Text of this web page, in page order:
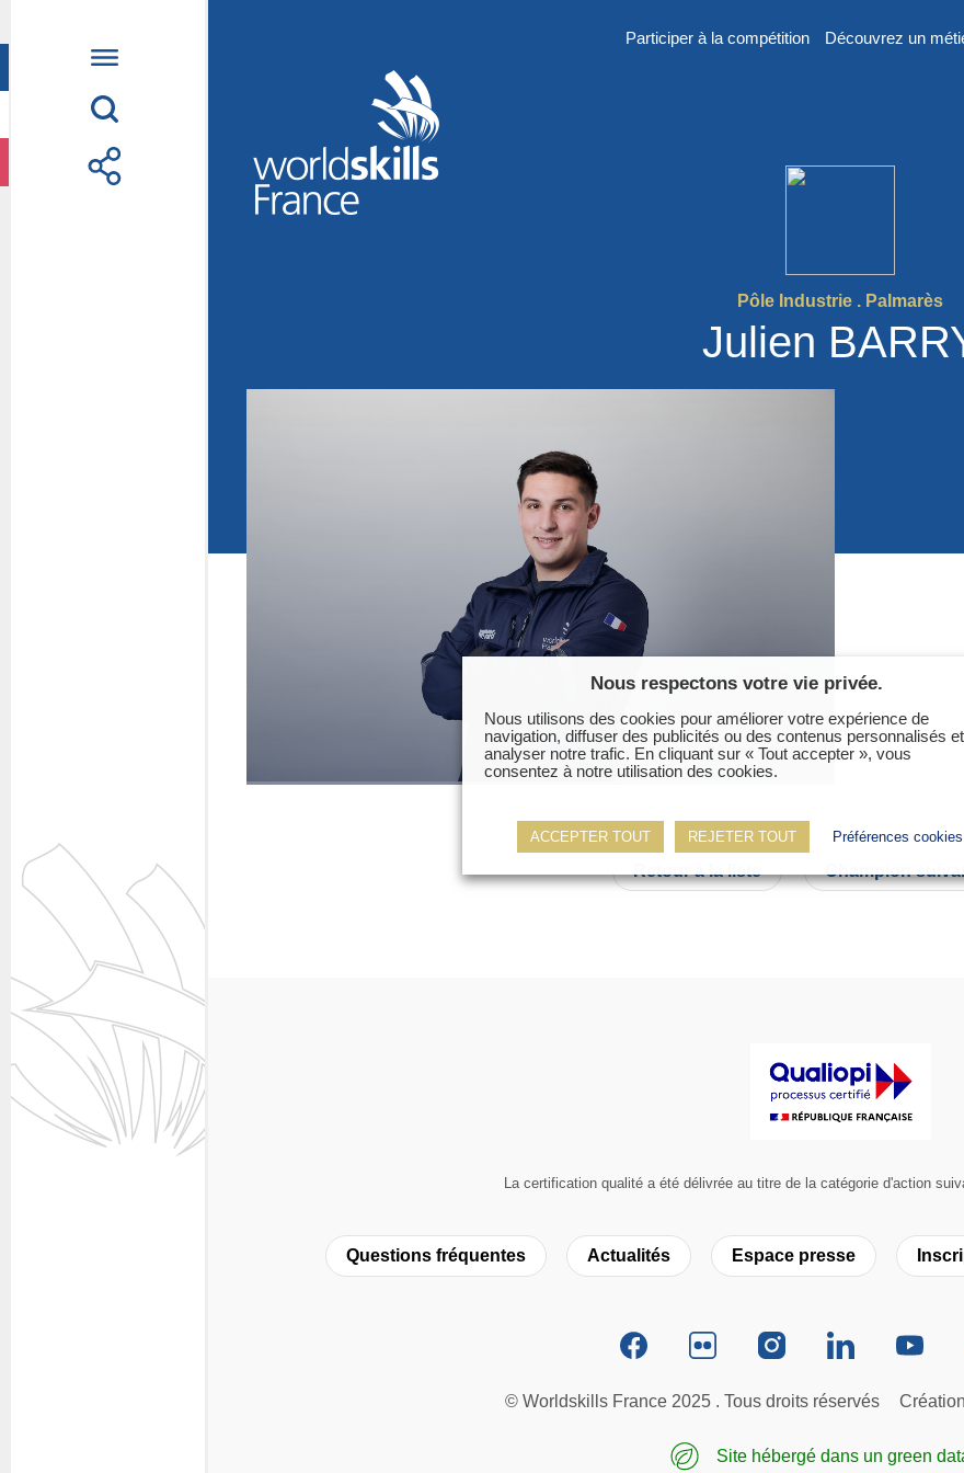
Participer à la compétition Découvrez un
Pôle Industrie . Palmarès
Julien
WorldSkills France
La compétition
Découvrez un métier
S’informer
S’engager
Contactez-nous
Inscription à la newsletter
Retour à la liste Champion
La certification qualité a été délivrée au titre de la catégorie d'action
Questions fréquentes Actualités Espace presse
© Worldskills France 2025 . Tous droits réservés
Site hébergé dans un green
Nous respectons votre vie privée.
Nous utilisons des cookies pour améliorer votre expérience de
navigation, diffuser des publicités ou des contenus personnalisés et
analyser notre trafic. En cliquant sur « Tout accepter », vous
consentez à notre utilisation des cookies.
ACCEPTER TOUT REJETER TOUT Préférences cookies